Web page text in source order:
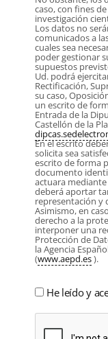
caso, con fines
investigación
Los datos no
comunicados a
cuales sea
poder gestionar
supuestos
Ud. podrá
Rectificación,
su caso,
un escrito de
Entrada de la
Castellón de la
En el escrito
solicita sea
escrito de forma
documento
actuara
deberá aportar
representación
Asimismo, en
derecho a la
interponer una
Protección de
la Agencia
(www.aepd.es).
He leído y